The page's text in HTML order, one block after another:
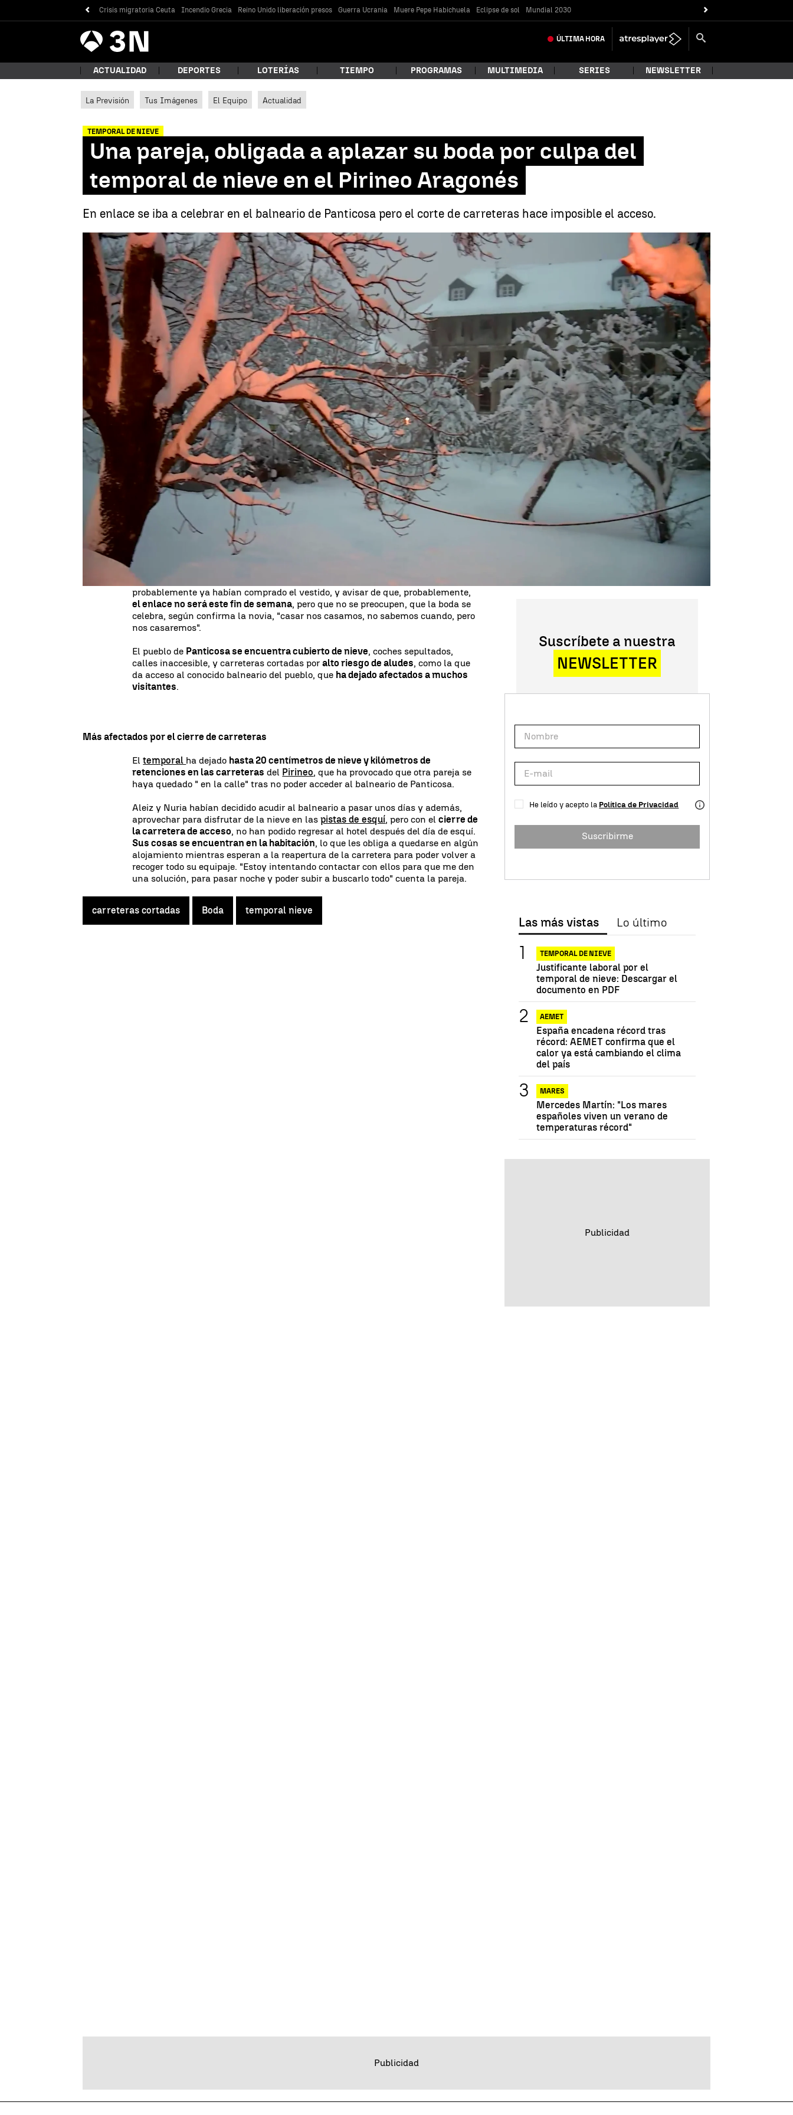
Crisis migratoria Ceuta Incendio Grecia Reino Unido liberación presos Guerra Ucrania Muere Pepe Habichuela Eclipse de sol Mundial 2030
Antena
3 Noticias ÚLTIMA HORA
¿Qué estás buscando?
Buscar
ACTUALIDAD DEPORTES LOTERÍAS TIEMPO PROGRAMAS MULTIMEDIA SERIES NEWSLETTER
La Previsión Tus Imágenes El Equipo Actualidad
TEMPORAL DE NIEVE
Una pareja, obligada a aplazar su boda por culpa del
temporal de nieve en el Pirineo Aragonés
En enlace se iba a celebrar en el balneario de Panticosa pero el corte de carreteras hace imposible el acceso.
BODA PIRINEO |Antena 3
Antena 3 Noticias
Publicado: 10 de diciembre de 2021, 10:47 WhatsappFacebook
X Linkedin
Tras meses, incluso años, preparando uno de los días más especiales de tu vida,
un
temporal muy fuerte de nievehace que debas aplazar tu boda, con lo que eso
conlleva, ya que la entrada al lugar del enlace es imposible por la nieve.
Es el caso de Sheila y Sené, una pareja de Hondarribia, País Vasco, que no ha
podido acceder al balneario de Panticosa, en Aragón, donde tenían previsto
celebrar su compromisoeste próximo sábado, "si nosotros no hemos conseguido
llegar, no va a poder llegar nadie", afirma Sheila.
La pareja debe enfrentarse ahora a todos los invitados de su boda, que
probablemente ya habían comprado el vestido, y avisar de que, probablemente,
el enlace no será este fin de semana, pero que no se preocupen, que la boda se
celebra, según confirma la novia, "casar nos casamos, no sabemos cuando, pero
nos casaremos".
El pueblo de Panticosa se encuentra cubierto de nieve, coches sepultados,
calles inaccesible, y carreteras cortadas poralto riesgo de aludes, como la que
da acceso al conocido balneario del pueblo, que ha dejado afectados a muchos
visitantes.
Más afectados por el cierre de carreteras
Eltemporal ha dejado hasta 20 centímetros de nieve y kilómetros de
retenciones en las carreteras del Pirineo, que ha provocado que otra pareja se
haya quedado " en la calle" tras no poder acceder al balneario de Panticosa.
Aleiz y Nuria habían decidido acudir al balneario a pasar unos días y además,
aprovechar para disfrutar de la nieve en laspistas de esquí, pero con elcierre de
la carretera de acceso, no han podido regresar al hotel después del día de esquí.
Sus cosas se encuentran en la habitación, lo que les obliga a quedarse en algún
alojamiento mientras esperan a la reapertura de la carretera para poder volver a
recoger todo su equipaje. "Estoy intentando contactar con ellos para que me den
una solución, para pasar noche y poder subir a buscarlo todo" cuenta la pareja.
carreteras cortadas Boda temporal nieve
Suscríbete a nuestra
NEWSLETTER
He leído y acepto la Política de Privacidad
Suscribirme
Las más vistas Lo último
TEMPORAL DE NIEVE
Justificante laboral por el
temporal de nieve: Descargar el
documento en PDF
AEMET
España encadena récord tras
récord: AEMET confirma que el
calor ya está cambiando el clima
del país
MARES
Mercedes Martín: "Los mares
españoles viven un verano de
temperaturas récord"